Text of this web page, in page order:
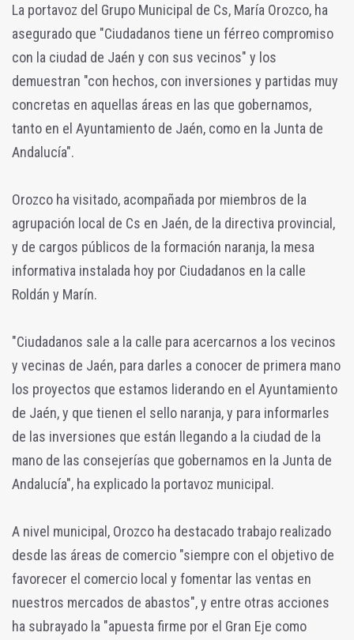
La portavoz del Grupo Municipal de Cs, María Orozco, ha
asegurado que "Ciudadanos tiene un férreo compromiso
con la ciudad de Jaén y con sus vecinos" y los
demuestran "con hechos, con inversiones y partidas muy
concretas en aquellas áreas en las que gobernamos,
tanto en el Ayuntamiento de Jaén, como en la Junta de
Andalucía".
Orozco ha visitado, acompañada por miembros de la
agrupación local de Cs en Jaén, de la directiva provincial,
y de cargos públicos de la formación naranja, la mesa
informativa instalada hoy por Ciudadanos en la calle
Roldán y Marín.
"Ciudadanos sale a la calle para acercarnos a los vecinos
y vecinas de Jaén, para darles a conocer de primera mano
los proyectos que estamos liderando en el Ayuntamiento
de Jaén, y que tienen el sello naranja, y para informarles
de las inversiones que están llegando a la ciudad de la
mano de las consejerías que gobernamos en la Junta de
Andalucía", ha explicado la portavoz municipal.
A nivel municipal, Orozco ha destacado trabajo realizado
desde las áreas de comercio "siempre con el objetivo de
favorecer el comercio local y fomentar las ventas en
nuestros mercados de abastos", y entre otras acciones
ha subrayado la "apuesta firme por el Gran Eje como